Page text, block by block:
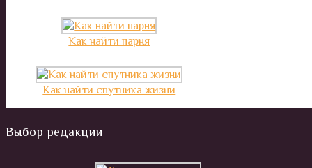
Как найти парня
Как найти спутника жизни
Выбор редакции